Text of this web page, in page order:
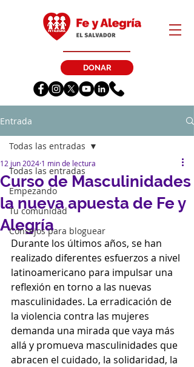
DONAR
Entrada
Todas las entradas
Empezando
Tu comunidad
Consejos para bloguear
Todas las entradas
Curso de Masculinidades
la nueva apuesta de Fe y
Alegría
12 jun 2024 1 min de lectura
Durante los últimos años, se han
realizado diferentes esfuerzos a nivel
latinoamericano para impulsar una
reflexión en torno a las nuevas
masculinidades. La erradicación de
la violencia contra las mujeres
demanda una mirada que vaya más
allá y promueva masculinidades que
abracen el cuidado, la solidaridad, la